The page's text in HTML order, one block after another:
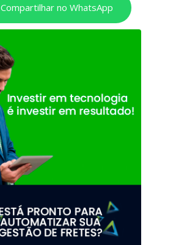
Compartilhar no WhatsApp